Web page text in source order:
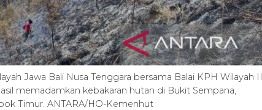
Jawa Bali Nusa Tenggara bersama Balai KPH Wilayah II
memadamkan kebakaran hutan di Bukit Sempana,
Timur. ANTARA/HO-Kemenhut